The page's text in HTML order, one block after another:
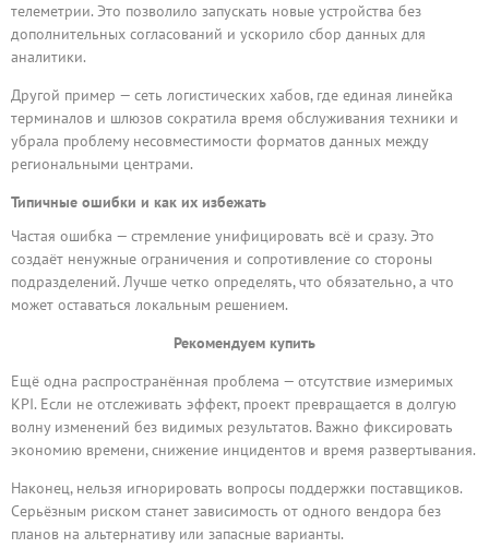
телеметрии. Это позволило запускать новые устройства без
дополнительных согласований и ускорило сбор данных для
аналитики.
Другой пример — сеть логистических хабов, где единая линейка
терминалов и шлюзов сократила время обслуживания техники и
убрала проблему несовместимости форматов данных между
региональными центрами.
Типичные ошибки и как их избежать
Частая ошибка — стремление унифицировать всё и сразу. Это
создаёт ненужные ограничения и сопротивление со стороны
подразделений. Лучше четко определять, что обязательно, а что
может оставаться локальным решением.
Рекомендуем купить
Ещё одна распространённая проблема — отсутствие измеримых
KPI. Если не отслеживать эффект, проект превращается в долгую
волну изменений без видимых результатов. Важно фиксировать
экономию времени, снижение инцидентов и время развертывания.
Наконец, нельзя игнорировать вопросы поддержки поставщиков.
Серьёзным риском станет зависимость от одного вендора без
планов на альтернативу или запасные варианты.